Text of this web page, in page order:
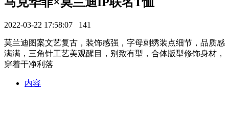
2022-03-22 17:58:07 141
莫兰迪图案文艺复古，装饰感强，字母刺绣装点细节，品质感
满满，三角针工艺美观醒目，别致有型，合体版型修饰身材，
穿着干净利落
内容